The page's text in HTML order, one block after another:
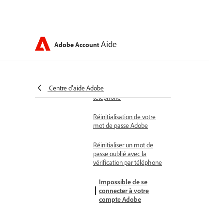
Adobe AccountAide
Centre d’aide Adobe
validation en deux étapes
votre numéro de
téléphone
Réinitialisation de votre
mot de passe Adobe
Réinitialiser un mot de
passe oublié avec la
vérification par téléphone
Impossible de se
connecter à votre
compte Adobe